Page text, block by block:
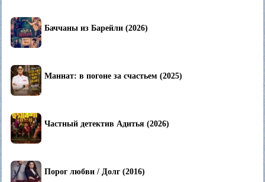
Баччаны из Барейли (2026)
Маннат: в погоне за счастьем (2025)
Частный детектив Адитья (2026)
Порог любви / Долг (2016)